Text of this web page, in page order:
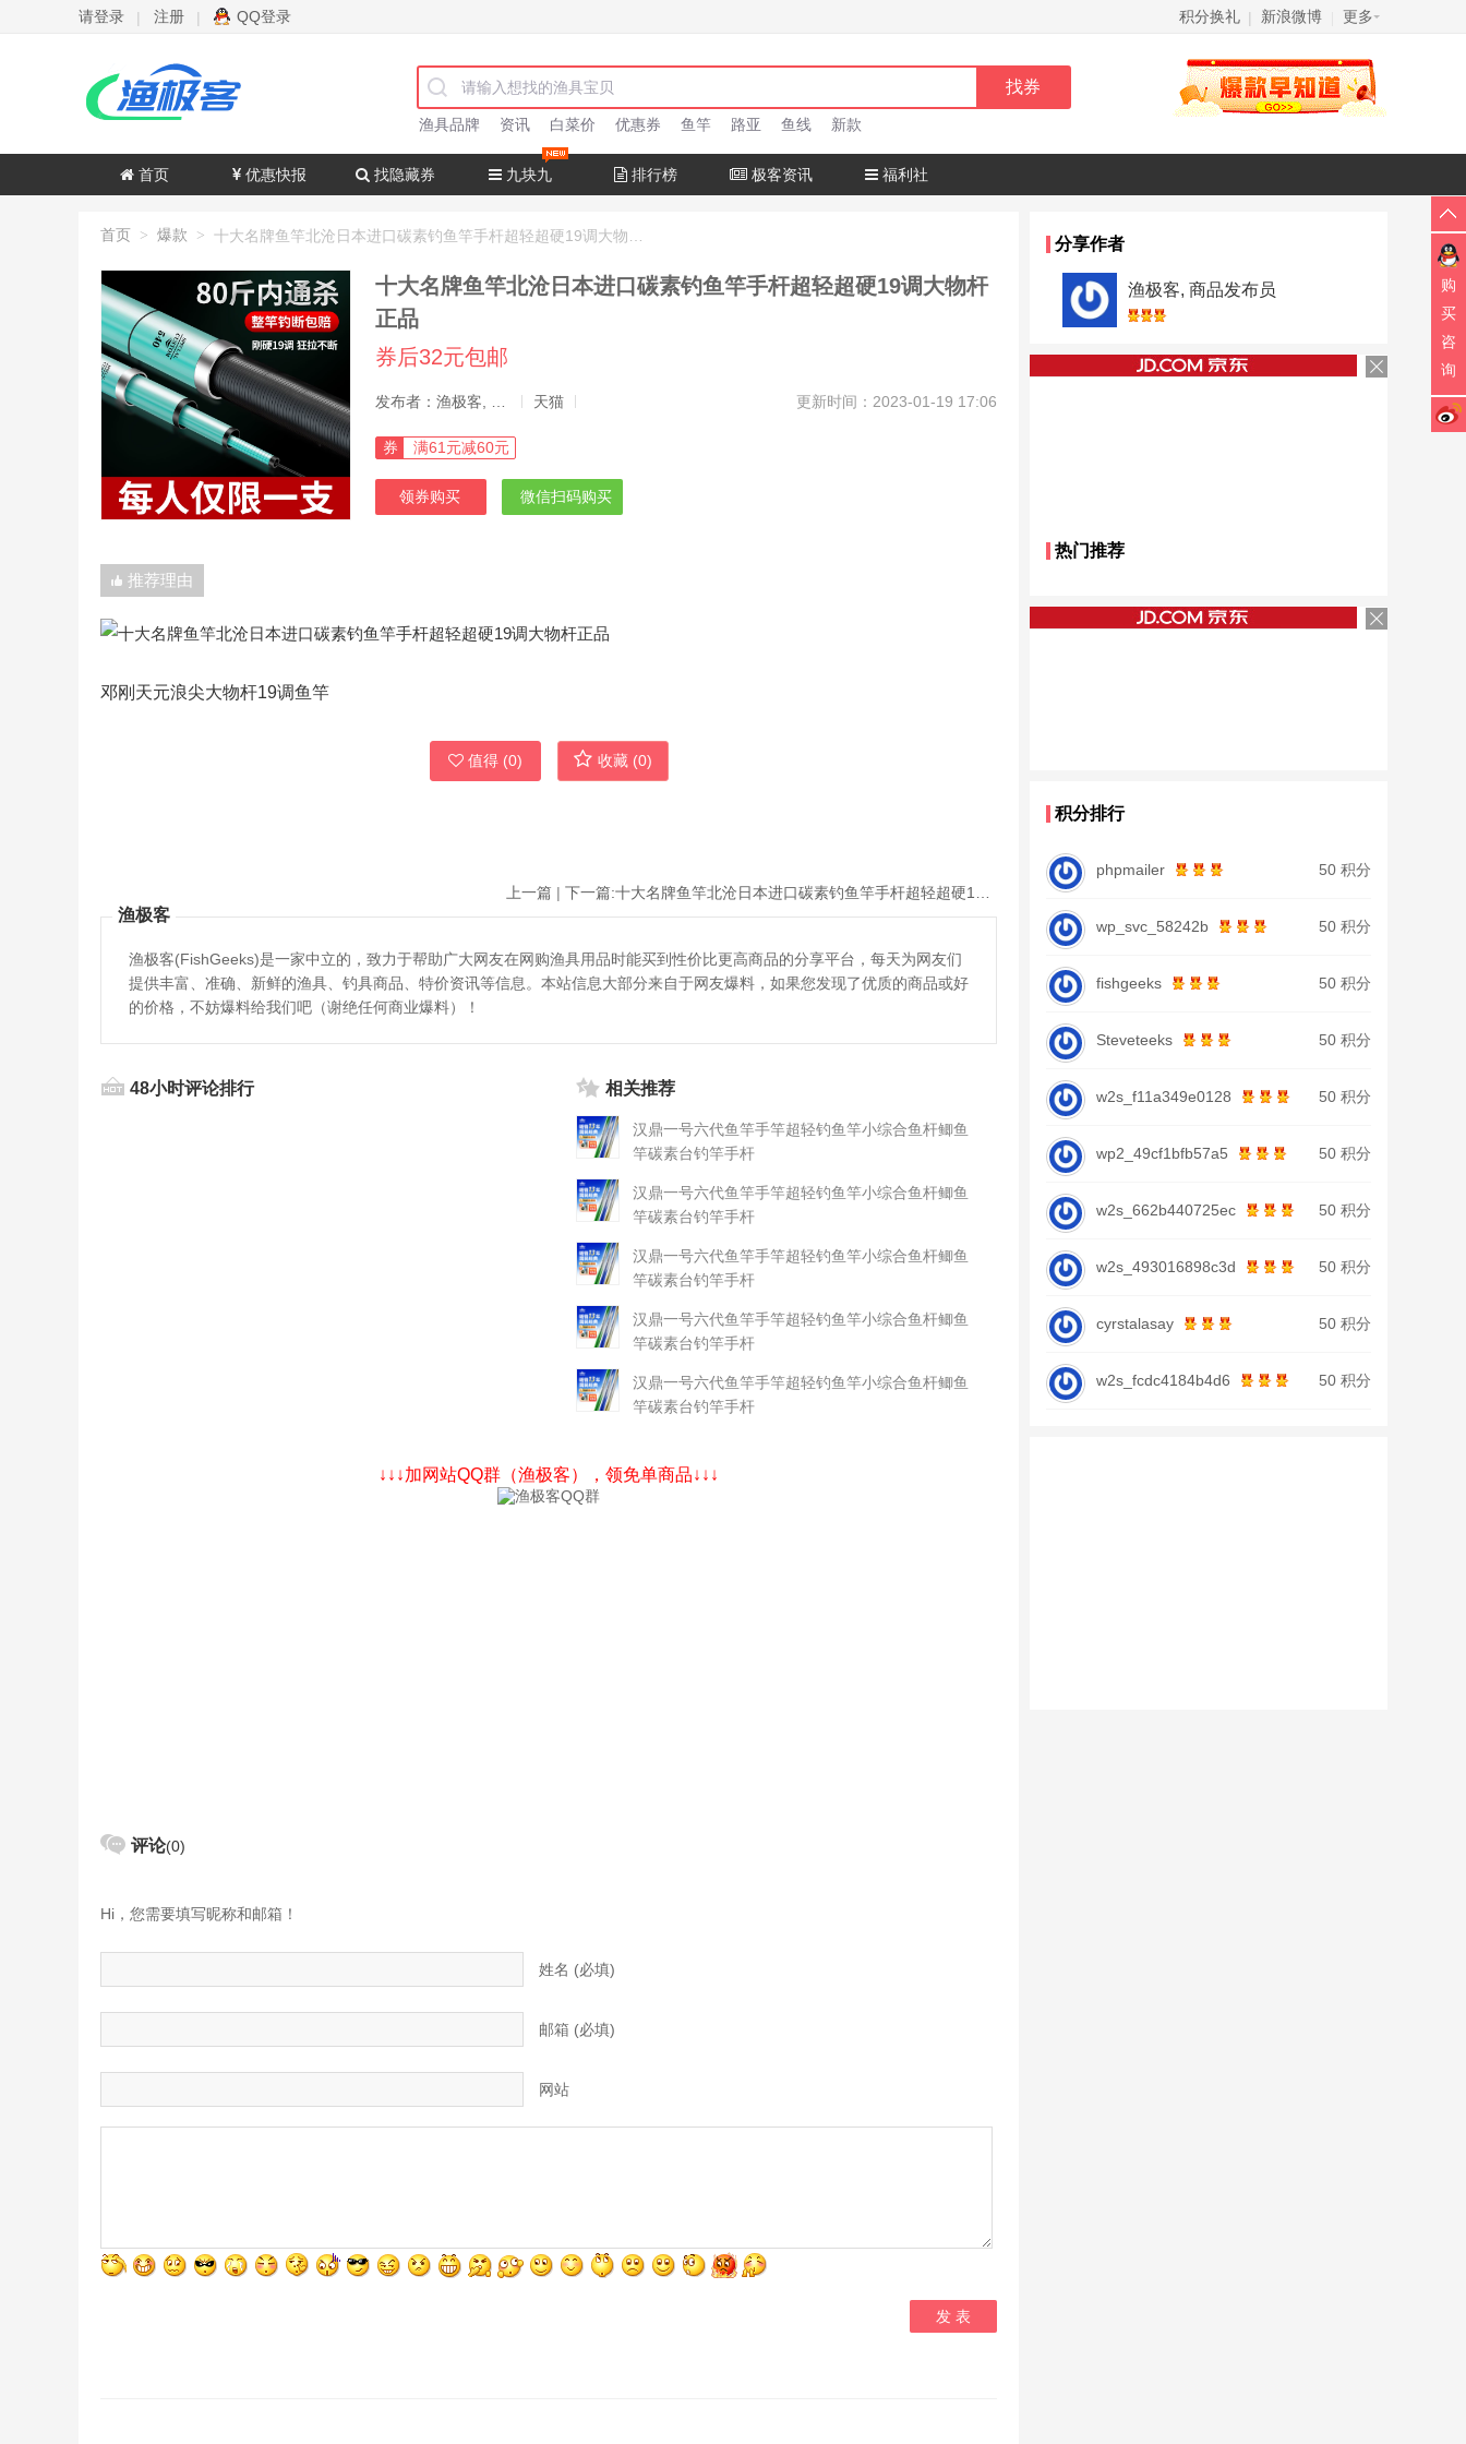
请登录 | 注册 | QQ登录 积分换礼 | 新浪微博 更多
渔具品牌 资讯 白菜价 优惠券 鱼竿 路亚 鱼线 新款
首页 优惠快报 找隐藏券 九块九 排行榜 极客资讯 福利社
首页 > 爆款 >
十大名牌鱼竿北沧日本进口碳素钓鱼竿手杆超轻超硬19调大物杆
正品
券后32元包邮
天猫 更新时间：2023-01-19 17:06
券 满61元减60元
领券购买 微信扫码购买
推荐理由
邓刚天元浪尖大物杆19调鱼竿
值得 (0) 收藏 (0)
上一篇 | 下一篇:
渔极客
渔极客(FishGeeks)是一家中立的，致力于帮助广大网友在网购渔具用品时能买到性价比更高商品的分享平台，每天为网友们
提供丰富、准确、新鲜的渔具、钓具商品、特价资讯等信息。本站信息大部分来自于网友爆料，如果您发现了优质的商品或好
的价格，不妨爆料给我们吧（谢绝任何商业爆料）！
48小时评论排行 相关推荐
汉鼎一号六代鱼竿手竿超轻钓鱼竿小综合鱼杆鲫鱼
竿碳素台钓竿手杆
汉鼎一号六代鱼竿手竿超轻钓鱼竿小综合鱼杆鲫鱼
竿碳素台钓竿手杆
汉鼎一号六代鱼竿手竿超轻钓鱼竿小综合鱼杆鲫鱼
竿碳素台钓竿手杆
汉鼎一号六代鱼竿手竿超轻钓鱼竿小综合鱼杆鲫鱼
竿碳素台钓竿手杆
汉鼎一号六代鱼竿手竿超轻钓鱼竿小综合鱼杆鲫鱼
竿碳素台钓竿手杆
↓↓↓加网站QQ群（渔极客），领免单商品↓↓↓
评论(0)
Hi，您需要填写昵称和邮箱！
姓名 (必填)
邮箱 (必填)
网站
分享作者
渔极客, 商品发布员
热门推荐
积分排行
phpmailer 50 积分
wp_svc_58242b 50 积分
fishgeeks 50 积分
Steveteeks 50 积分
w2s_f11a349e0128 50 积分
wp2_49cf1bfb57a5 50 积分
w2s_662b440725ec 50 积分
w2s_493016898c3d 50 积分
cyrstalasay 50 积分
w2s_fcdc4184b4d6 50 积分
购
买
咨
询